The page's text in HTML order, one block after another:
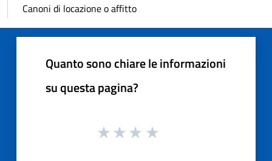
Canoni di locazione o affitto
Quanto sono chiare le informazioni
su questa pagina?